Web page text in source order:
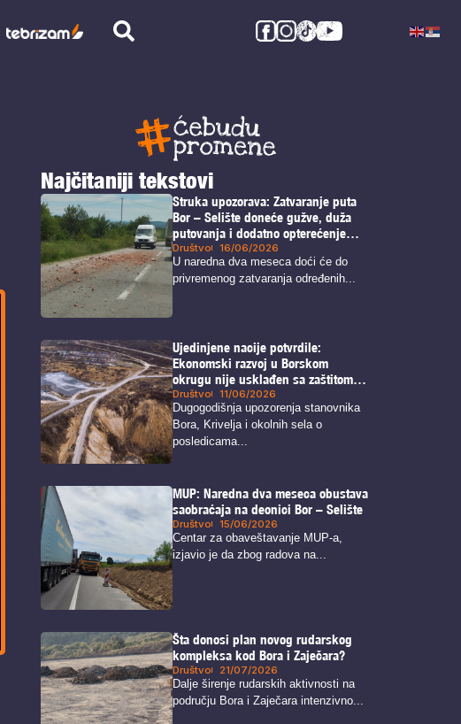
Najčitaniji tekstovi
Struka upozorava: Zatvaranje puta
Bor – Selište doneće gužve, duža
putovanja i dodatno opterećenje
alternativnih pravaca
Društvo 16/06/2026
U naredna dva meseca doći će do
privremenog zatvaranja određenih...
Ujedinjene nacije potvrdile:
Ekonomski razvoj u Borskom
okrugu nije usklađen sa zaštitom
ljudskih prava i životne sredine
Društvo 11/06/2026
Dugogodišnja upozorenja stanovnika
Bora, Krivelja i okolnih sela o
posledicama...
MUP: Naredna dva meseca obustava
saobraćaja na deonici Bor – Selište
Društvo 15/06/2026
Centar za obaveštavanje MUP-a,
izjavio je da zbog radova na...
Šta donosi plan novog rudarskog
kompleksa kod Bora i Zaječara?
Društvo 21/07/2026
Dalje širenje rudarskih aktivnosti na
području Bora i Zaječara intenzivno...